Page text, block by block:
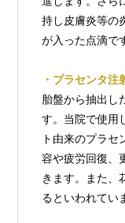
持し皮膚炎等の
が入った点滴で
・プラセンタ注
胎盤から抽出し
す。当院で使用
ト由来のプラセ
容や疲労回復、
きます。また、
るといわれてい